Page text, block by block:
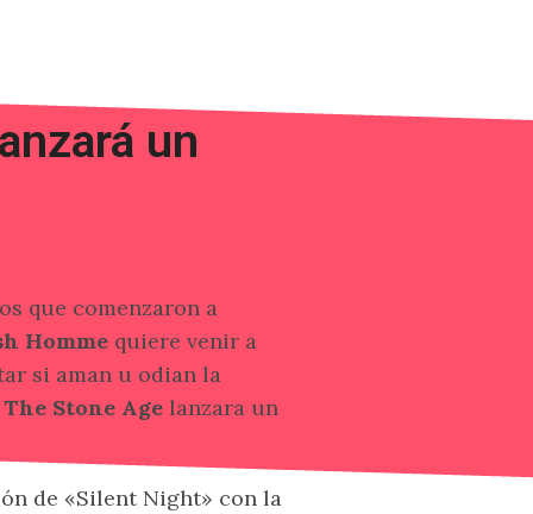
un
que comenzaron a
Homme quiere venir a
si aman u odian la
The Stone Age lanzara un
de «Silent Night» con la